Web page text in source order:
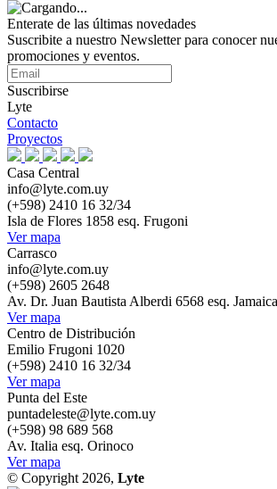
Enterate de las últimas novedades
Suscribite a nuestro Newsletter para conocer
promociones y eventos.
Suscribirse
Lyte
Contacto
Proyectos
Casa Central
info@lyte.com.uy
(+598) 2410 16 32/34
Isla de Flores 1858 esq. Frugoni
Ver mapa
Carrasco
info@lyte.com.uy
(+598) 2605 2648
Av. Dr. Juan Bautista Alberdi 6568 esq. Jamaica
Ver mapa
Centro de Distribución
Emilio Frugoni 1020
(+598) 2410 16 32/34
Ver mapa
Punta del Este
puntadeleste@lyte.com.uy
(+598) 98 689 568
Av. Italia esq. Orinoco
Ver mapa
© Copyright 2026, Lyte